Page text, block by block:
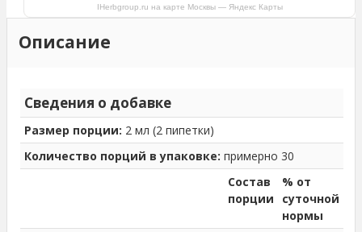
IHerbgroup.ru на карте Москвы — Яндекс Карты
Описание
Сведения о добавке
Размер порции: 2 мл (2 пипетки)
Количество порций в упаковке: примерно 30
Состав
порции
% от
суточной
нормы